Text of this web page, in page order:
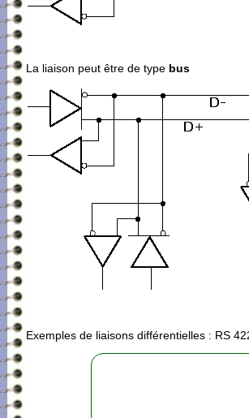
La liaison peut être de type bus
Exemples de liaisons différentielles : RS